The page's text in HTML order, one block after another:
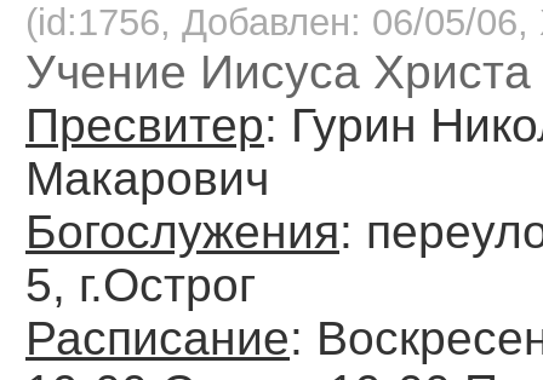
(id:1756, Добавлен: 06/05/06,
Учение Иисуса Христа
Пресвитер: Гурин
Макарович
Богослужения:
5, г.Острог
Расписание: